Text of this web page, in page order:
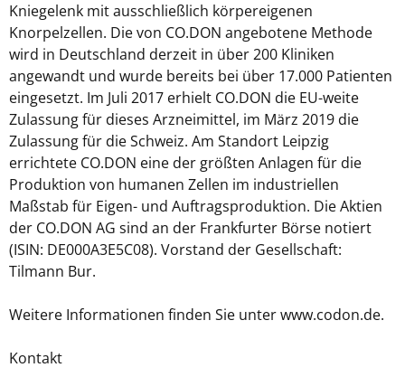
Kniegelenk mit ausschließlich körpereigenen
Knorpelzellen. Die von CO.DON angebotene Methode
wird in Deutschland derzeit in über 200 Kliniken
angewandt und wurde bereits bei über 17.000 Patienten
eingesetzt. Im Juli 2017 erhielt CO.DON die EU-weite
Zulassung für dieses Arzneimittel, im März 2019 die
Zulassung für die Schweiz. Am Standort Leipzig
errichtete CO.DON eine der größten Anlagen für die
Produktion von humanen Zellen im industriellen
Maßstab für Eigen- und Auftragsproduktion. Die Aktien
der CO.DON AG sind an der Frankfurter Börse notiert
(ISIN: DE000A3E5C08). Vorstand der Gesellschaft:
Tilmann Bur.
Weitere Informationen finden Sie unter www.codon.de.
Kontakt